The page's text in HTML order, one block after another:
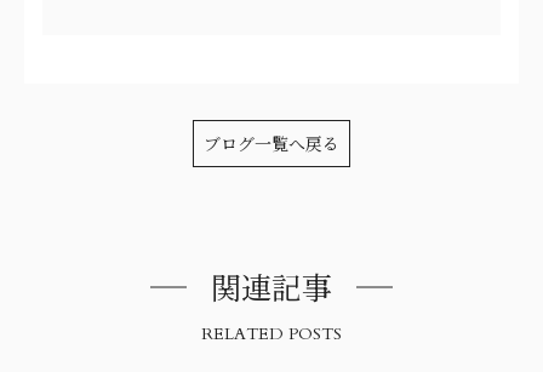
ブログ一覧へ戻る
関連記事
RELATED POSTS